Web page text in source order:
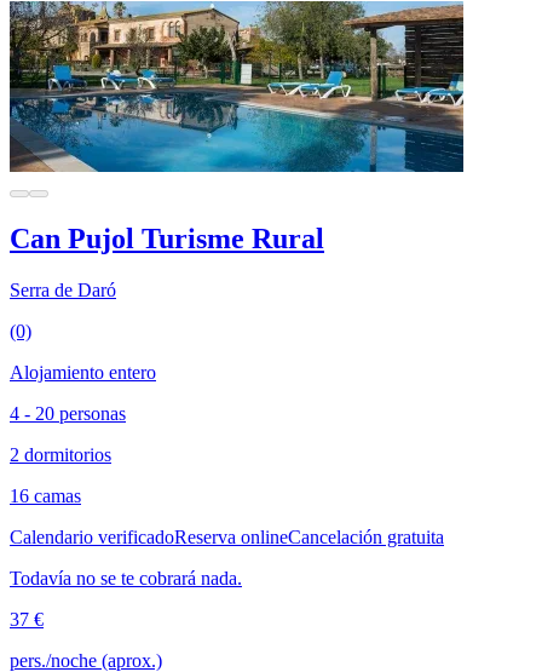
Can Pujol Turisme Rural
Serra de Daró
(0)
Alojamiento entero
4 - 20 personas
2 dormitorios
16 camas
Calendario verificadoReserva onlineCancelación gratuita
Todavía no se te cobrará nada.
37 €
pers./noche (aprox.)